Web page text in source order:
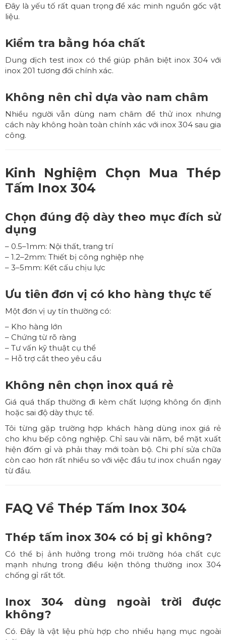
Đây là yếu tố rất quan trọng để xác minh nguồn gốc vật
liệu.
Kiểm tra bằng hóa chất
Dung dịch test inox có thể giúp phân biệt inox 304 với
inox 201 tương đối chính xác.
Không nên chỉ dựa vào nam châm
Nhiều người vẫn dùng nam châm để thử inox nhưng
cách này không hoàn toàn chính xác với inox 304 sau gia
công.
Kinh Nghiệm Chọn Mua Thép
Tấm Inox 304
Chọn đúng độ dày theo mục đích sử
dụng
– 0.5–1mm: Nội thất, trang trí
– 1.2–2mm: Thiết bị công nghiệp nhẹ
– 3–5mm: Kết cấu chịu lực
Ưu tiên đơn vị có kho hàng thực tế
Một đơn vị uy tín thường có:
– Kho hàng lớn
– Chứng từ rõ ràng
– Tư vấn kỹ thuật cụ thể
– Hỗ trợ cắt theo yêu cầu
Không nên chọn inox quá rẻ
Giá quá thấp thường đi kèm chất lượng không ổn định
hoặc sai độ dày thực tế.
Tôi từng gặp trường hợp khách hàng dùng inox giá rẻ
cho khu bếp công nghiệp. Chỉ sau vài năm, bề mặt xuất
hiện đốm gỉ và phải thay mới toàn bộ. Chi phí sửa chữa
còn cao hơn rất nhiều so với việc đầu tư inox chuẩn ngay
từ đầu.
FAQ Về Thép Tấm Inox 304
Thép tấm inox 304 có bị gỉ không?
Có thể bị ảnh hưởng trong môi trường hóa chất cực
mạnh nhưng trong điều kiện thông thường inox 304
chống gỉ rất tốt.
Inox 304 dùng ngoài trời được
không?
Có. Đây là vật liệu phù hợp cho nhiều hạng mục ngoài